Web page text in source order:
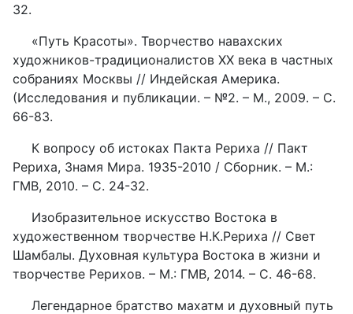
32.
«Путь Красоты». Творчество навахских
художников-традиционалистов XX века в частных
собраниях Москвы // Индейская Америка.
(Исследования и публикации. – №2. – М., 2009. – С.
66-83.
К вопросу об истоках Пакта Рериха // Пакт
Рериха, Знамя Мира. 1935-2010 / Сборник. – М.:
ГМВ, 2010. – С. 24-32.
Изобразительное искусство Востока в
художественном творчестве Н.К.Рериха // Свет
Шамбалы. Духовная культура Востока в жизни и
творчестве Рерихов. – М.: ГМВ, 2014. – С. 46-68.
Легендарное братство махатм и духовный путь